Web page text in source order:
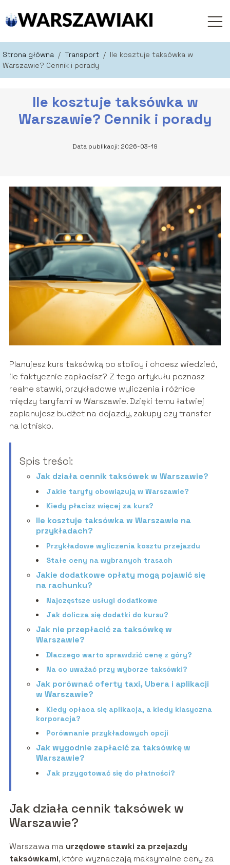
Strona główna / Transport / Ile kosztuje taksówka w
Warszawie? Cennik i porady
Ile kosztuje taksówka w
Warszawie? Cennik i porady
Data publikacji: 2026-03-19
Planujesz kurs taksówką po stolicy i chcesz wiedzieć,
ile faktycznie zapłacisz? Z tego artykułu poznasz
realne stawki, przykładowe wyliczenia i różnice
między taryfami w Warszawie. Dzięki temu łatwiej
zaplanujesz budżet na dojazdy, zakupy czy transfer
na lotnisko.
Spis treści:
Jak działa cennik taksówek w Warszawie?
Jakie taryfy obowiązują w Warszawie?
Kiedy płacisz więcej za kurs?
Ile kosztuje taksówka w Warszawie na
przykładach?
Przykładowe wyliczenia kosztu przejazdu
Stałe ceny na wybranych trasach
Jakie dodatkowe opłaty mogą pojawić się
na rachunku?
Najczęstsze usługi dodatkowe
Jak dolicza się dodatki do kursu?
Jak nie przepłacić za taksówkę w
Warszawie?
Dlaczego warto sprawdzić cenę z góry?
Na co uważać przy wyborze taksówki?
Jak porównać oferty taxi, Ubera i aplikacji
w Warszawie?
Kiedy opłaca się aplikacja, a kiedy klasyczna
korporacja?
Porównanie przykładowych opcji
Jak wygodnie zapłacić za taksówkę w
Warszawie?
Jak przygotować się do płatności?
Jak działa cennik taksówek w
Warszawie?
Warszawa ma urzędowe stawki za przejazdy
taksówkami, które wyznaczają maksymalne ceny za